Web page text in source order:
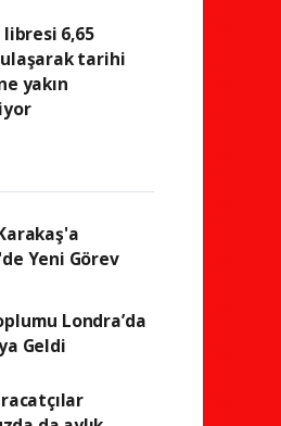
libresi 6,65
tarihi
yakın
Yeni Görev
Londra’da
Geldi